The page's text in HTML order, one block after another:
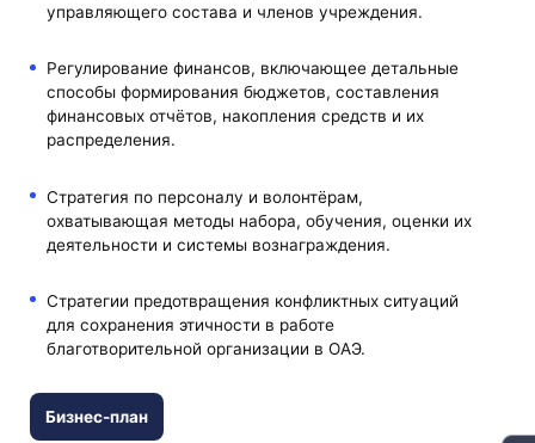
управляющего состава и членов учреждения.
Регулирование финансов, включающее детальные
способы формирования бюджетов, составления
финансовых отчётов, накопления средств и их
распределения.
Стратегия по персоналу и волонтёрам,
охватывающая методы набора, обучения, оценки их
деятельности и системы вознаграждения.
Стратегии предотвращения конфликтных ситуаций
для сохранения этичности в работе
благотворительной организации в ОАЭ.
Бизнес-план